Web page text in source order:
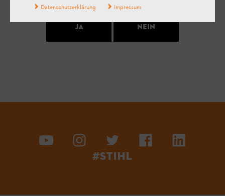
Ja Nein
#STIHL
Datenschutzerklärung Impressum